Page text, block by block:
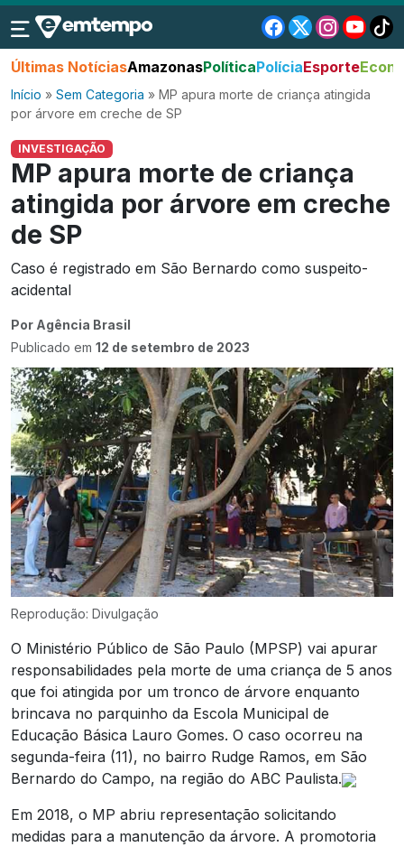
Últimas NotíciasAmazonasPolíticaPolíciaEsporte
Início » Sem Categoria » MP apura morte de criança atingida
por árvore em creche de SP
INVESTIGAÇÃO
MP apura morte de criança
atingida por árvore em creche
de SP
Caso é registrado em São Bernardo como suspeito-
acidental
Por Agência Brasil
Publicado em 12 de setembro de 2023
Reprodução: Divulgação
O Ministério Público de São Paulo (MPSP) vai apurar
responsabilidades pela morte de uma criança de 5 anos
que foi atingida por um tronco de árvore enquanto
brincava no parquinho da Escola Municipal de
Educação Básica Lauro Gomes. O caso ocorreu na
segunda-feira (11), no bairro Rudge Ramos, em São
Bernardo do Campo, na região do ABC Paulista.
Em 2018, o MP abriu representação solicitando
medidas para a manutenção da árvore. A promotoria